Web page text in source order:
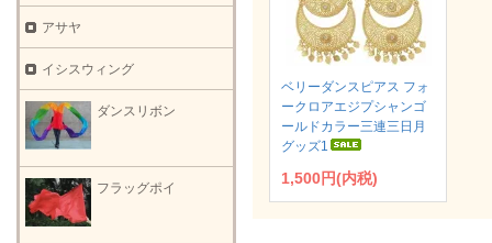
ベリーダンスピアス フォ
ークロアエジプシャンゴ
ールドカラー三連三日月
グッズ1
1,500円(内税)
アサヤ
イシスウィング
ダンスリボン
フラッグポイ